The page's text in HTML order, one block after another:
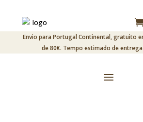
Envio para Portugal Continental, gratuito
de 80€. Tempo estimado de